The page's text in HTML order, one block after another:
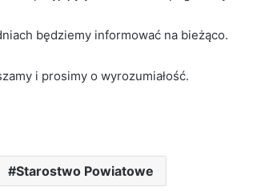
będziemy informować na bieżąco.
i prosimy o wyrozumiałość.
Starostwo Powiatowe